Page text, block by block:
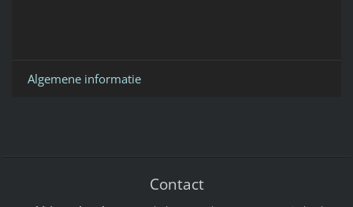
Algemene informatie
Contact